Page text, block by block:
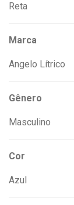
Reta
Marca
Angelo Lítrico
Gênero
Masculino
Cor
Azul